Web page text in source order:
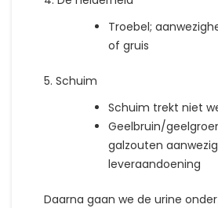
Troebel;
of gruis
5. Schuim
Schuim trekt niet
Geelbruin/
galzouten
leveraandoening
Daarna gaan we de urine